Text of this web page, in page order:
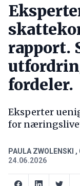
rapport.
fordeler.
Eksperter
for
PAULA ZWOLENSKI ,
24.06.2026